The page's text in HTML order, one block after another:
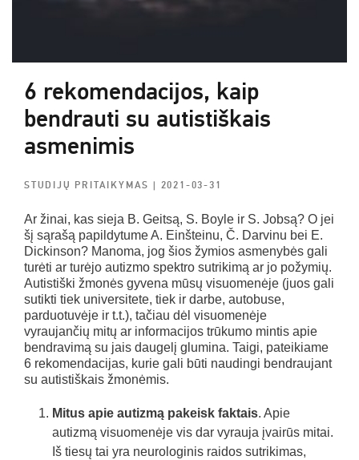
6 rekomendacijos, kaip
bendrauti su autistiškais
asmenimis
STUDIJŲ PRITAIKYMAS| 2021-03-31
Ar žinai, kas sieja B. Geitsą, S. Boyle ir S. Jobsą? O jei
šį sąrašą papildytume A. Einšteinu, Č. Darvinu bei E.
Dickinson? Manoma, jog šios žymios asmenybės gali
turėti ar turėjo autizmo spektro sutrikimą ar jo požymių.
Autistiški žmonės gyvena mūsų visuomenėje (juos gali
sutikti tiek universitete, tiek ir darbe, autobuse,
parduotuvėje ir t.t.), tačiau dėl visuomenėje
vyraujančių mitų ar informacijos trūkumo mintis apie
bendravimą su jais daugelį glumina. Taigi, pateikiame
6 rekomendacijas, kurie gali būti naudingi bendraujant
su autistiškais žmonėmis.
Mitus apie autizmą pakeisk faktais. Apie
autizmą visuomenėje vis dar vyrauja įvairūs mitai.
Iš tiesų tai yra neurologinis raidos sutrikimas,